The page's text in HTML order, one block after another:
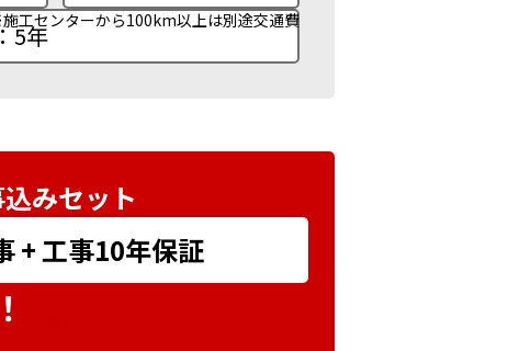
工センターから100km以上は別途交通費
5年
みセット
+ 工事10年保証